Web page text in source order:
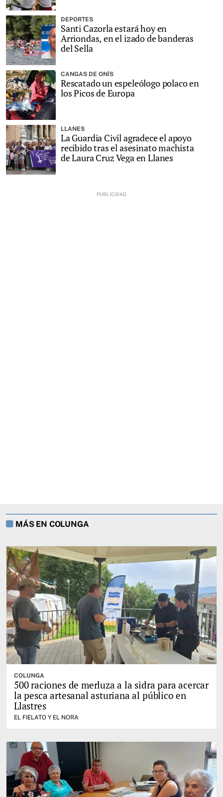
DEPORTES
Santi Cazorla estará hoy en
Arriondas, en el izado de banderas
del Sella
CANGAS DE ONÍS
Rescatado un espeleólogo polaco en
los Picos de Europa
LLANES
La Guardia Civil agradece el apoyo
recibido tras el asesinato machista
de Laura Cruz Vega en Llanes
MÁS EN COLUNGA
COLUNGA
500 raciones de merluza a la sidra para acercar
la pesca artesanal asturiana al público en
Llastres
EL FIELATO Y EL NORA